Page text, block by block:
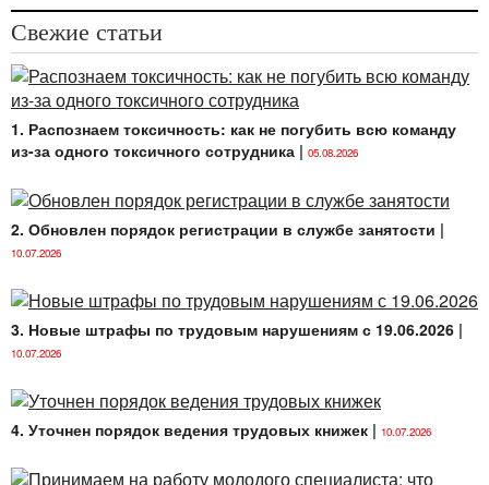
Свежие статьи
1. Распознаем токсичность: как не погубить всю команду
из-за одного токсичного сотрудника | 05.08.2026
2. Обновлен порядок регистрации в службе занятости |
10.07.2026
3. Новые штрафы по трудовым нарушениям с 19.06.2026 |
10.07.2026
4. Уточнен порядок ведения трудовых книжек | 10.07.2026